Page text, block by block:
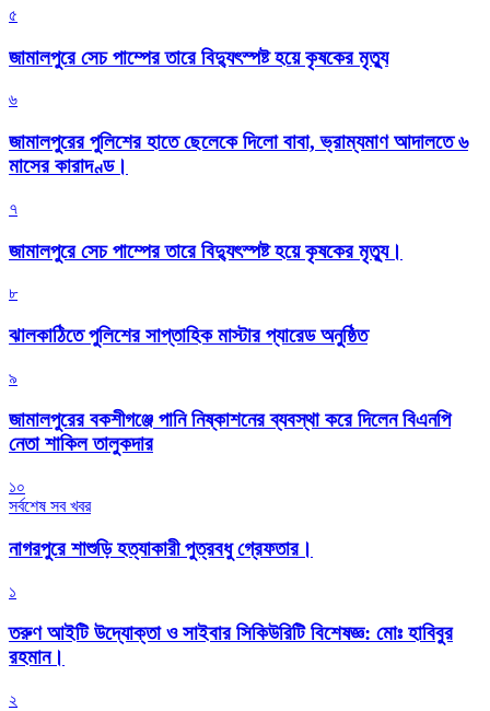
৫
জামালপুরে সেচ পাম্পের তারে বিদ্যুৎস্পষ্ট হয়ে কৃষকের মৃত্যু
৬
জামালপুরের পুলিশের হাতে ছেলেকে দিলো বাবা, ভ্রাম্যমাণ আদালতে ৬
মাসের কারাদণ্ড।
৭
জামালপুরে সেচ পাম্পের তারে বিদ্যুৎস্পষ্ট হয়ে কৃষকের মৃত্যু।
৮
‎ঝালকাঠিতে পুলিশের সাপ্তাহিক মাস্টার প্যারেড অনুষ্ঠিত
৯
জামালপুরের বকশীগঞ্জে পানি নিষ্কাশনের ব্যবস্থা করে দিলেন বিএনপি
নেতা শাকিল তালুকদার
১০
সর্বশেষ সব খবর
নাগরপুরে শাশুড়ি হত্যাকারী পুত্রবধু গ্রেফতার।
১
তরুণ আইটি উদ্যোক্তা ও সাইবার সিকিউরিটি বিশেষজ্ঞ: মোঃ হাবিবুর
রহমান।
২